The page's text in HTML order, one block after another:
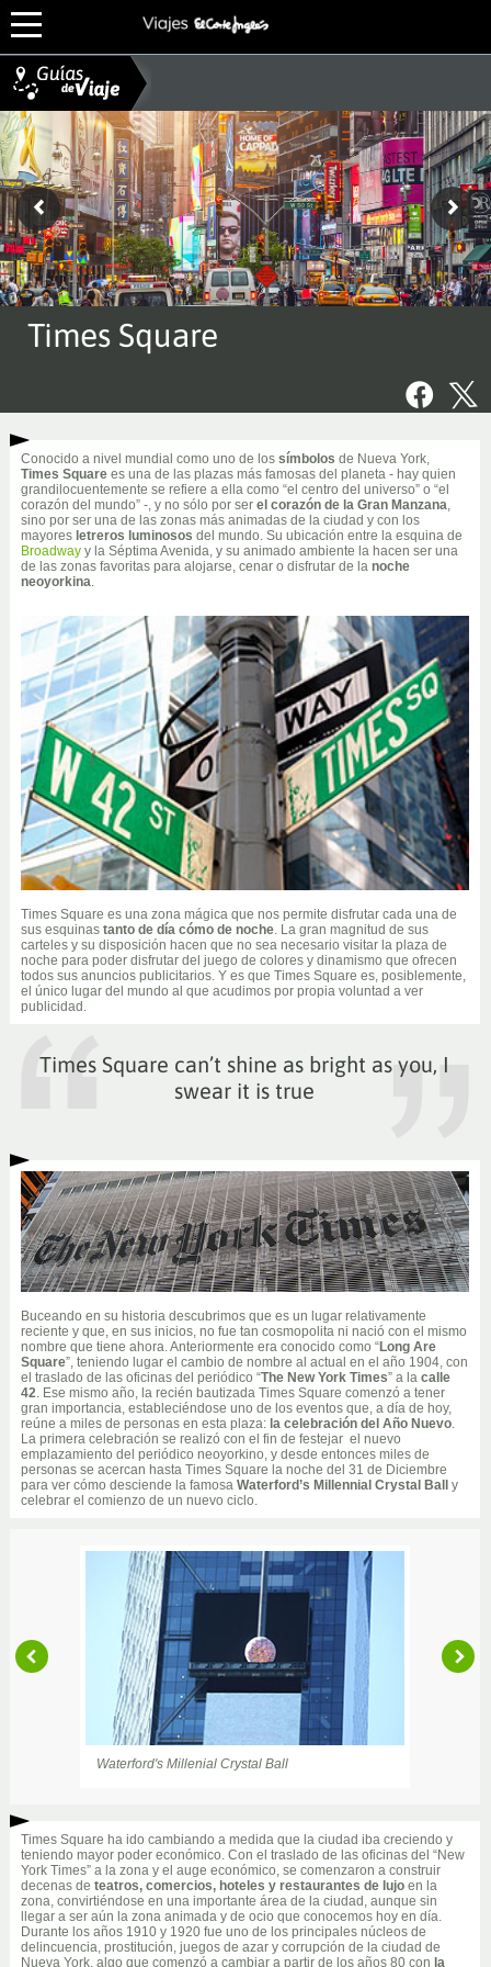
Times Square
Conocido a nivel mundial como uno de los símbolos de Nueva York,
Times Squarees una de las plazas más famosas del planeta - hay quien
grandilocuentemente se refiere a ella como “el centro del universo” o “el
corazón del mundo” -, y no sólo por ser el corazón de la Gran Manzana
sino por ser una de las zonas más animadas de la ciudad y con los
mayores letreros luminosos del mundo. Su ubicación entre la esquina de
Broadwayy la Séptima Avenida, y su animado ambiente la hacen ser una
de las zonas favoritas para alojarse, cenar o disfrutar de la noche
neoyorkina
Times Square es una zona mágica que nos permite disfrutar cada una de
sus esquinas tanto de día cómo de noche. La gran magnitud de sus
carteles y su disposición hacen que no sea necesario visitar la plaza de
noche para poder disfrutar del juego de colores y dinamismo que ofrecen
todos sus anuncios publicitarios. Y es que Times Square es, posiblemente,
el único lugar del mundo al que acudimos por propia voluntad a ver
publicidad.
Times Square can’t shine as bright as you, I
swear it is true
Buceando en su historia descubrimos que es un lugar relativamente
reciente y que, en sus inicios, no fue tan cosmopolita ni nació con el mismo
nombre que tiene ahora. Anteriormente era conocido como “Long Are
Square”, teniendo lugar el cambio de nombre al actual en el año 1904, con
el traslado de las oficinas del periódico “The New York Times” a la calle
42. Ese mismo año, la recién bautizada Times Square comenzó a tener
gran importancia, estableciéndose uno de los eventos que, a día de hoy,
reúne a miles de personas en esta plaza: la celebración del Año Nuevo.
La primera celebración se realizó con el fin de festejar el nuevo
emplazamiento del periódico neoyorkino, y desde entonces miles de
personas se acercan hasta Times Square la noche del 31 de Diciembre
para ver cómo desciende la famosa Waterford’s Millennial Crystal Ball
y
celebrar el comienzo de un nuevo ciclo.
Waterford's Millenial Crystal Ball
Iluminación nocturna
Times Square ha ido cambiando a medida que la ciudad iba creciendo y
teniendo mayor poder económico. Con el traslado de las oficinas del “New
York Times” a la zona y el auge económico, se comenzaron a construir
decenas de teatros, comercios, hoteles y restaurantes de lujoen la
zona, convirtiéndose en una importante área de la ciudad, aunque sin
llegar a ser aún la zona animada y de ocio que conocemos hoy en día.
Durante los años 1910 y 1920 fue uno de los principales núcleos de
delincuencia, prostitución, juegos de azar y corrupción de la ciudad de
Nueva York, algo que comenzó a cambiar a partir de los años 80 con la